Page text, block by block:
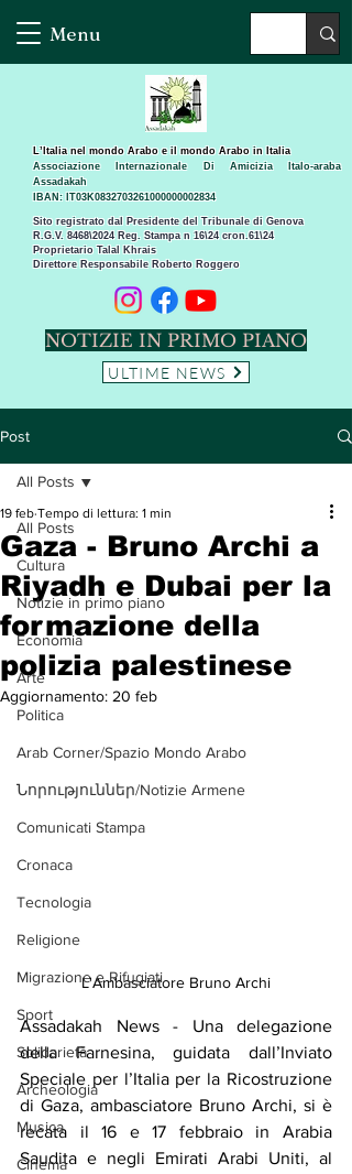
Menu
Sito registrato dal Presidente del Tribunale di Genova
R.G.V. 8468\2024 Reg. Stampa n 16\24 cron.61\24 ​
Proprietario Talal Khrais
Direttore Responsabile Roberto Roggero
L’Italia nel mondo Arabo e il mondo Arabo in Italia
Associazione Internazionale Di Amicizia Italo-araba
Assadakah
IBAN: IT03K0832703261000000002834
NOTIZIE IN PRIMO PIANO
ULTIME NEWS
Post
All Posts
Cultura
Notizie in primo piano
Economia
Arte
Politica
Arab Corner/Spazio Mondo Arabo
Նորություններ/Notizie Armene
Comunicati Stampa
Cronaca
Tecnologia
Religione
Migrazione e Rifugiati
Sport
Solidarietà
Archeologia
Musica
Cinema
All Posts
Gaza - Bruno Archi a
Riyadh e Dubai per la
formazione della
polizia palestinese
19 feb Tempo di lettura: 1 min
Aggiornamento: 20 feb
L'Ambasciatore Bruno Archi
Assadakah News - Una delegazione
della Farnesina, guidata dall’Inviato
Speciale per l’Italia per la Ricostruzione
di Gaza, ambasciatore Bruno Archi, si è
recata il 16 e 17 febbraio in Arabia
Saudita e negli Emirati Arabi Uniti, al